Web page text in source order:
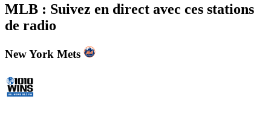
MLB : Suivez en direct avec ces stations
de radio
New York Mets